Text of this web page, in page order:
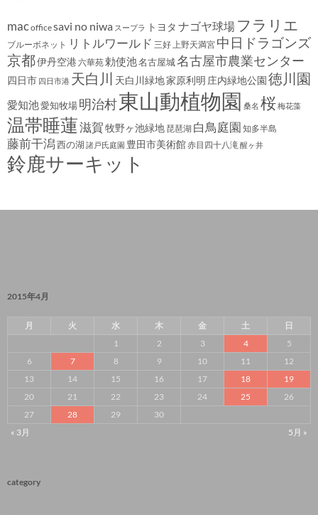
macofficesavi no niwa スープラ トヨタ ナゴヤ球場 フラリエ
ブルーボネット リトルワールド 三好 上野天満宮 中日ドラゴンズ
京都伊丹空港 六華苑勅使池名古屋城名古屋市農業センター
四日市 四日市港 天白川 天白川緑地家原利明 庄内緑地公園徳川園
愛知池愛知牧場明治村東山動植物園 桑名 桜梅花藻
温帯睡蓮滋賀牧野ヶ池緑地 琵琶湖 白鳥庭園 知多半島
藤前干潟西の湖 諸戸氏庭園 豊田市美術館赤目四十八滝 醒ヶ井
鈴鹿サーキット
2015年4月
月 火 水 木 金 土
日
1
2 3 4
5
6
7 8 9 10 11
12
13
14 15 16 17 18
19
20
21 22 23 24 25
26
27
28 29
30
« 3月
5月 »
category